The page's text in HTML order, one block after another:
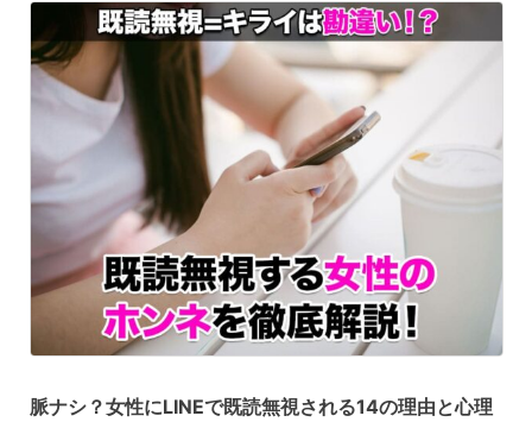
脈ナシ？女性にLINEで既読無視される14の理由と心理